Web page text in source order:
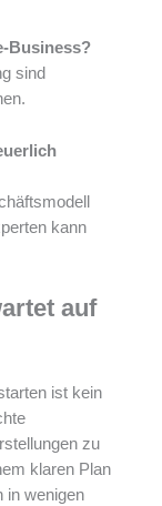
Business?
sind
kann
auf
ist kein
zu
klaren Plan
in wenigen